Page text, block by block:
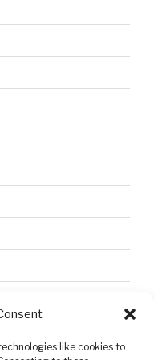
like cookies to